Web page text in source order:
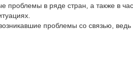
проблемы в ряде стран, а также в
проблемы со связью,